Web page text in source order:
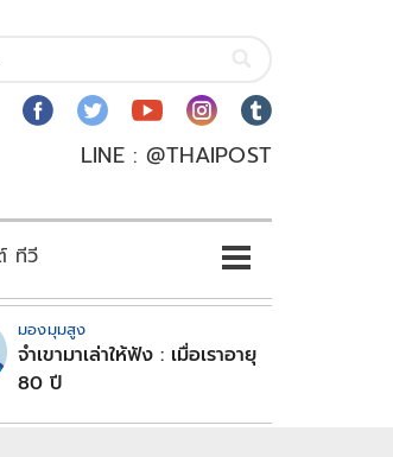
LINE : @THAIPOST
ทีวี
มองมุมสูง
จำเขามาเล่าให้ฟัง : เมื่อเราอายุ
80 ปี